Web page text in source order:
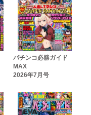
パチンコ必勝ガイド
MAX
2026年7月号